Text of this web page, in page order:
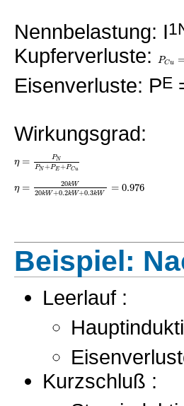
Nennbelastung: I
Kupferverluste: PCu
Eisenverluste: PE
Wirkungsgrad:
η = PN
PN+PE+PCu
η = 20kW
20kW+0.2kW+0.3kW =0.976
Beispiel:
Leerlauf :
Kurzschluß :